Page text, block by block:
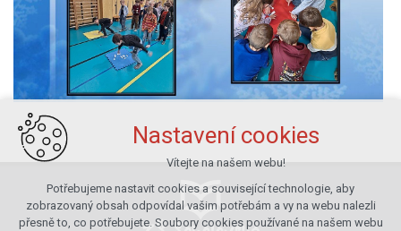
Nastavení cookies
Vítejte na našem webu!
Potřebujeme nastavit cookies a související technologie, aby
zobrazovaný obsah odpovídal vašim potřebám a vy na webu nalezli
přesně to, co potřebujete. Soubory cookies používané na našem webu